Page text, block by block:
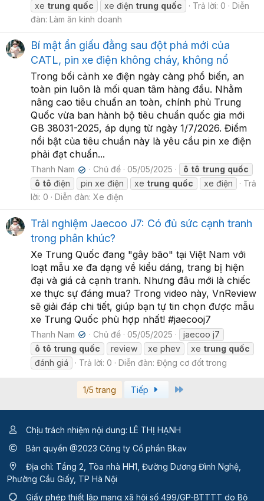
xe trung quốc xe điện trung quốc Trả lời: 0
Diễn
đàn: Làm ăn kinh doanh
Bí mật ẩn giấu đằng sau đột phá mới của
CATL, pin xe điện không cháy, không nổ
Trong bối cảnh xe điện ngày càng phổ biến, an
toàn pin luôn là mối quan tâm hàng đầu. Nhằm
nâng cao tiêu chuẩn an toàn, chính phủ Trung
Quốc vừa ban hành bộ tiêu chuẩn quốc gia mới
GB 38031-2025, áp dụng từ ngày 1/7/2026. Điểm
nổi bật của tiêu chuẩn này là yêu cầu pin xe điện
phải đạt chuẩn...
Thanh Nam ✔ Chủ đề 05/05/2025 ô tô trung quốc
ô tô điện pin xe điện xe trung quốc xe điện
Trả
lời: 0
Diễn đàn: Xe điện
Trải nghiệm Jaecoo J7: Có đủ sức cạnh tranh
trong phân khúc?
Xe Trung Quốc đang "gây bão" tại Việt Nam với
loạt mẫu xe đa dạng về kiểu dáng, trang bị hiện
đại và giá cả cạnh tranh. Nhưng đâu mới là chiếc
xe thực sự đáng mua? Trong video này, VnReview
sẽ giải đáp chi tiết, giúp bạn tự tin chọn được mẫu
xe Trung Quốc phù hợp nhất! #jaecooj7
Thanh Nam ✔ Chủ đề 05/05/2025
jaecoo j7
ô tô trung quốc review xe phev xe trung quốc
đánh giá
Trả lời: 0 Diễn đàn: Động cơ đốt trong
1/5 trang Tiếp
Chịu trách nhiệm nội dung: LÊ THỊ HẠNH
Bản quyền @2023 Công ty Cổ phần Bkav
Địa chỉ: Tầng 2, Tòa nhà HH1, Đường Dương Đình Nghệ,
Phường Cầu Giấy, TP Hà Nội
Giấy phép thiết lập mạng xã hội số 499/GP-BTTTT do Bộ